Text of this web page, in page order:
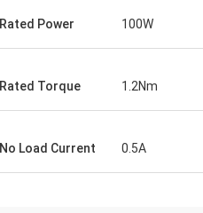
Rated Power 100W
Rated Torque 1.2Nm
No Load Current 0.5A